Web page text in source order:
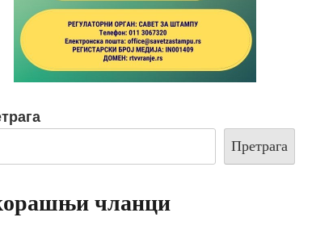
Претрага
чланци